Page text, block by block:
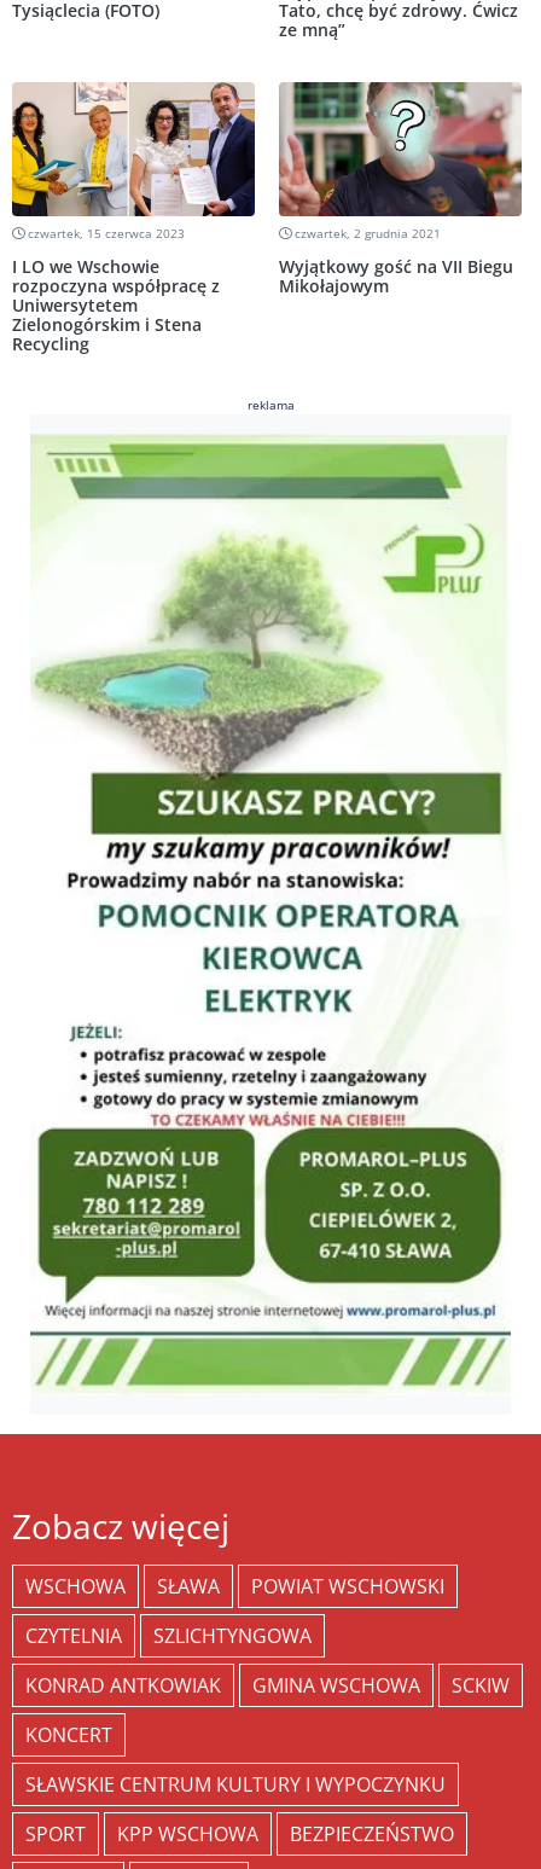
Tysiąclecia (FOTO)
Tato, chcę być zdrowy. Ćwicz
ze mną”
czwartek, 15 czerwca 2023
I LO we Wschowie
rozpoczyna współpracę z
Uniwersytetem
Zielonogórskim i Stena
Recycling
czwartek, 2 grudnia 2021
Wyjątkowy gość na VII Biegu
Mikołajowym
reklama
Zobacz więcej
WSCHOWA SŁAWA
POWIAT WSCHOWSKI
CZYTELNIA
SZLICHTYNGOWA
KONRAD ANTKOWIAK
GMINA WSCHOWA
SCKIW
KONCERT
SŁAWSKIE CENTRUM KULTURY I WYPOCZYNKU
SPORT
KPP WSCHOWA
BEZPIECZEŃSTWO